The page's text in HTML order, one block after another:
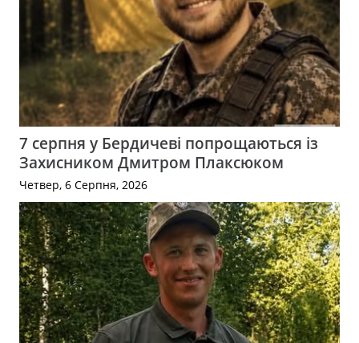
7 серпня у Бердичеві попрощаються із
Захисником Дмитром Плаксюком
Четвер, 6 Серпня, 2026